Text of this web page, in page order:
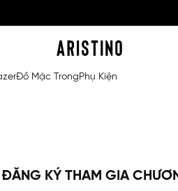
Đồ Mặc TrongPhụ Kiện
KÝ THAM GIA